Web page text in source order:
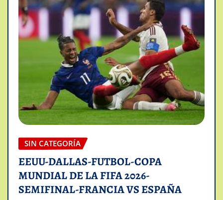
SIN CATEGORÍA
EEUU-DALLAS-FUTBOL-COPA
MUNDIAL DE LA FIFA 2026-
SEMIFINAL-FRANCIA VS ESPAÑA